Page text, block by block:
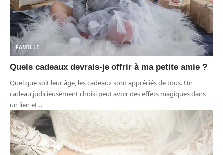
FAMILLE
Quels cadeaux devrais-je offrir à ma petite amie ?
Quel que soit leur âge, les cadeaux sont appréciés de tous. Un
cadeau judicieusement choisi peut avoir des effets magiques dans
un lien et…